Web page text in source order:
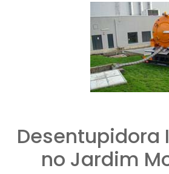
Desentupidora
no Jardim